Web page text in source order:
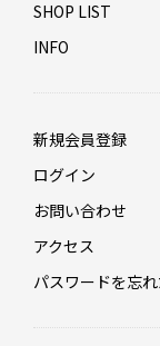
SHOP LIST
INFO
新規会員登録
ログイン
お問い合わせ
アクセス
パスワードを忘